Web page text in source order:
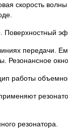
скорость волны
Поверхностный
передачи.
Резонансное окно.
работы
резонатора.